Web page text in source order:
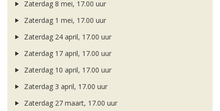
Zaterdag 8 mei, 17.00 uur
Zaterdag 1 mei, 17.00 uur
Zaterdag 24 april, 17.00 uur
Zaterdag 17 april, 17.00 uur
Zaterdag 10 april, 17.00 uur
Zaterdag 3 april, 17.00 uur
Zaterdag 27 maart, 17.00 uur